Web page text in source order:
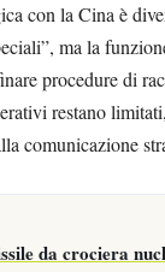
con la Cina è
ma la
procedure di
restano
comunicazione
da crociera